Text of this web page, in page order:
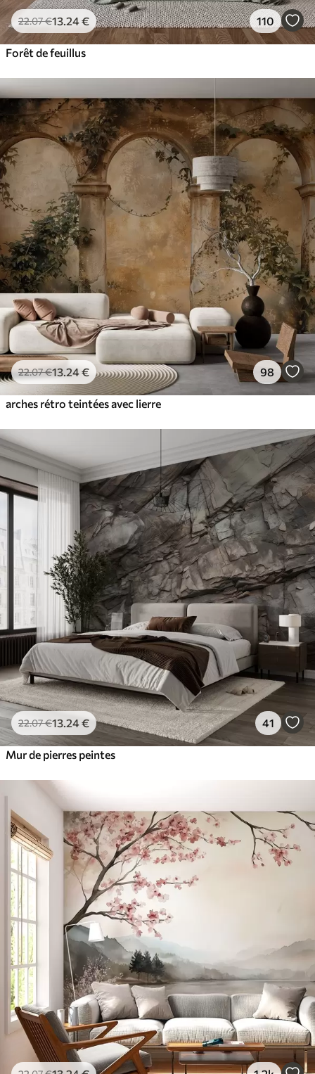
22.07€13.24€ 110
Forêt de feuillus
22.07€13.24€ 98
arches rétro teintées avec lierre
22.07€13.24€ 41
Mur de pierres peintes